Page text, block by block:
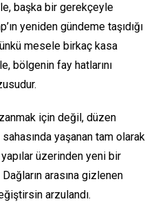
başka bir gerekçeyle
yeniden gündeme taşıdığı
mesele birkaç kasa
bölgenin fay hatlarını
için değil, düzen
yaşanan tam olarak
yapılar üzerinden yeni bir
arasına gizlenen
arzulandı.